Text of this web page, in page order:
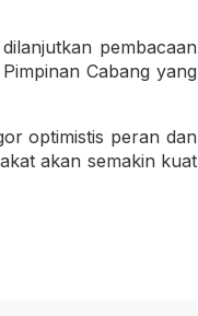
pembacaan
Cabang yang
optimistis peran dan
akan semakin kuat